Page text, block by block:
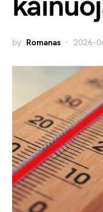
by Romanas 2026-